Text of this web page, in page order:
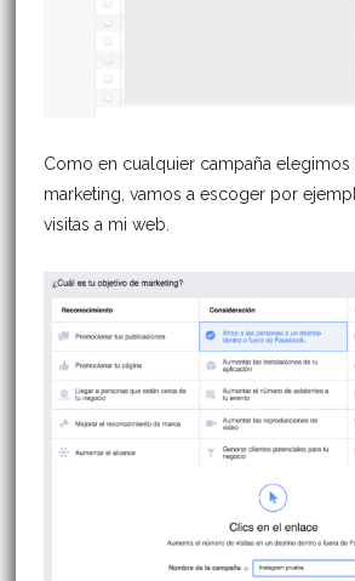
Como en cualquier campaña
marketing, vamos a escoger por
visitas a mi web.